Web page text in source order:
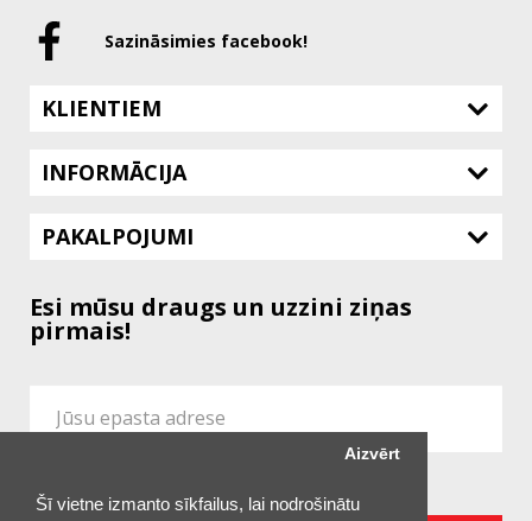
Šī vietne izmanto sīkfailus, lai nodrošinātu
Aizvērt
Sazināsimies facebook!
KLIENTIEM
INFORMĀCIJA
PAKALPOJUMI
Esi mūsu draugs un uzzini ziņas
pirmais!